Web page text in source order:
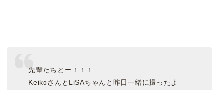
先輩たちとー！！！
KeikoさんとLiSAちゃんと昨日一緒に撮ったよ